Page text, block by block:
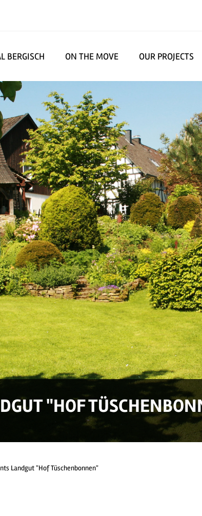
BERGISCH ON THE MOVE OUR PROJECTS
"HOF
Landgut "Hof Tüschenbonnen"